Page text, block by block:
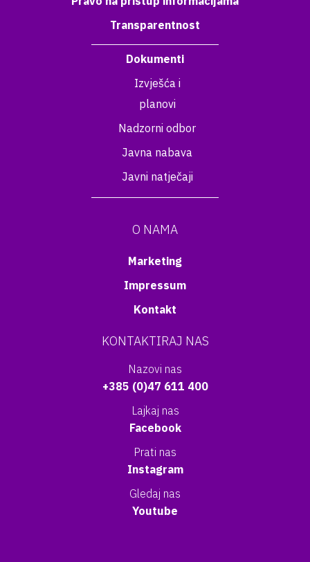
Transparentnost
Dokumenti
Izvješća i
planovi
Nadzorni odbor
Javna nabava
Javni natječaji
O NAMA
Marketing
Impressum
Kontakt
KONTAKTIRAJ NAS
Nazovi nas
+385 (0)47 611 400
Lajkaj nas
Facebook
Prati nas
Instagram
Gledaj nas
Youtube